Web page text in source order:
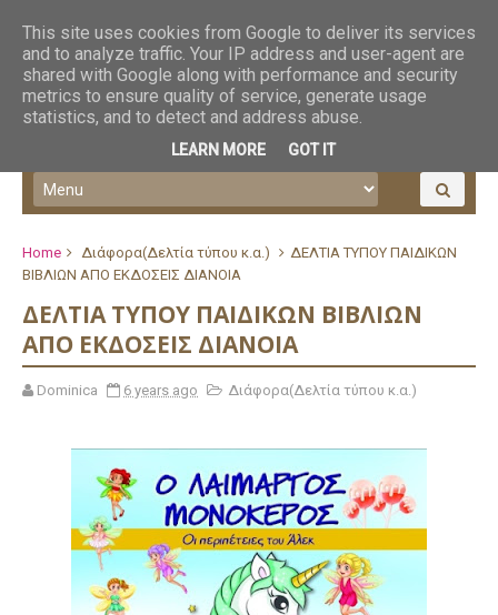
Home Διάφορα(Δελτία τύπου κ.α.)
ΔΕΛΤΙΑ ΤΥΠΟΥ ΠΑΙΔΙΚΩΝ
ΒΙΒΛΙΩΝ ΑΠΟ ΕΚΔΟΣΕΙΣ ΔΙΑΝΟΙΑ
ΔΕΛΤΙΑ ΤΥΠΟΥ ΠΑΙΔΙΚΩΝ ΒΙΒΛΙΩΝ
ΑΠΟ ΕΚΔΟΣΕΙΣ ΔΙΑΝΟΙΑ
Dominica 6 years ago Διάφορα(Δελτία τύπου κ.α.)
This site uses cookies from Google to deliver its services
and to analyze traffic. Your IP address and user-agent are
shared with Google along with performance and security
metrics to ensure quality of service, generate usage
statistics, and to detect and address abuse.
LEARN MORE GOT IT